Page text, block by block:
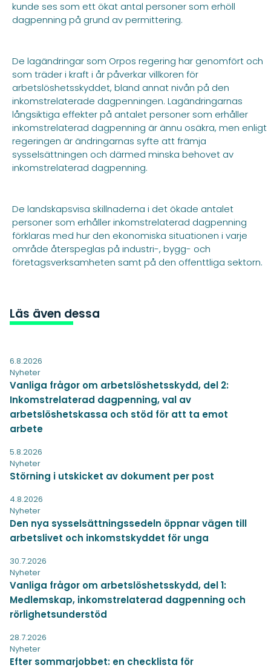
Läs även dessa
6.8.2026
Nyheter
Vanliga frågor om arbetslöshetsskydd, del 2:
Inkomstrelaterad dagpenning, val av
arbetslöshetskassa och stöd för att ta emot
arbete
5.8.2026
Nyheter
Störning i utskicket av dokument per post
4.8.2026
Nyheter
Den nya sysselsättningssedeln öppnar vägen till
arbetslivet och inkomstskyddet för unga
30.7.2026
Nyheter
Vanliga frågor om arbetslöshetsskydd, del 1:
Medlemskap, inkomstrelaterad dagpenning och
rörlighetsunderstöd
28.7.2026
Nyheter
Efter sommarjobbet: en checklista för
kunde ses som ett ökat antal personer som erhöll
dagpenning på grund av permittering.
De lagändringar som Orpos regering har genomfört och
som träder i kraft i år påverkar villkoren för
arbetslöshetsskyddet, bland annat nivån på den
inkomstrelaterade dagpenningen. Lagändringarnas
långsiktiga effekter på antalet personer som erhåller
inkomstrelaterad dagpenning är ännu osäkra, men enligt
regeringen är ändringarnas syfte att främja
sysselsättningen och därmed minska behovet av
inkomstrelaterad dagpenning.
De landskapsvisa skillnaderna i det ökade antalet
personer som erhåller inkomstrelaterad dagpenning
förklaras med hur den ekonomiska situationen i varje
område återspeglas på industri-, bygg- och
företagsverksamheten samt på den offenttliga sektorn.